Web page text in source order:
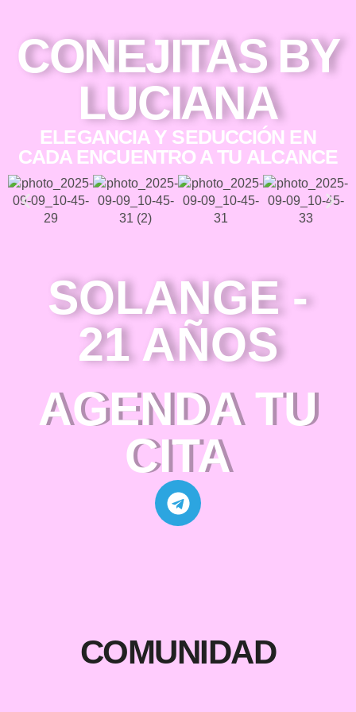
CONEJITAS BY
LUCIANA
ELEGANCIA Y SEDUCCIÓN EN
CADA ENCUENTRO A TU ALCANCE
SOLANGE -
21 AÑOS
AGENDA TU
CITA
COMUNIDAD